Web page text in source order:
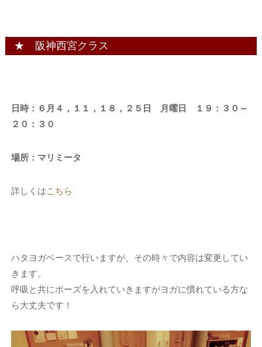
★ 阪神西宮クラス
日時：６月４，１１，１８，２５日 月曜日 １９：３０～
２０：３０
場所：マリミータ
詳しくはこちら
ハタヨガベースで行いますが、その時々で内容は変更してい
きます。
呼吸と共にポーズを入れていきますがヨガに慣れている方な
ら大丈夫です！